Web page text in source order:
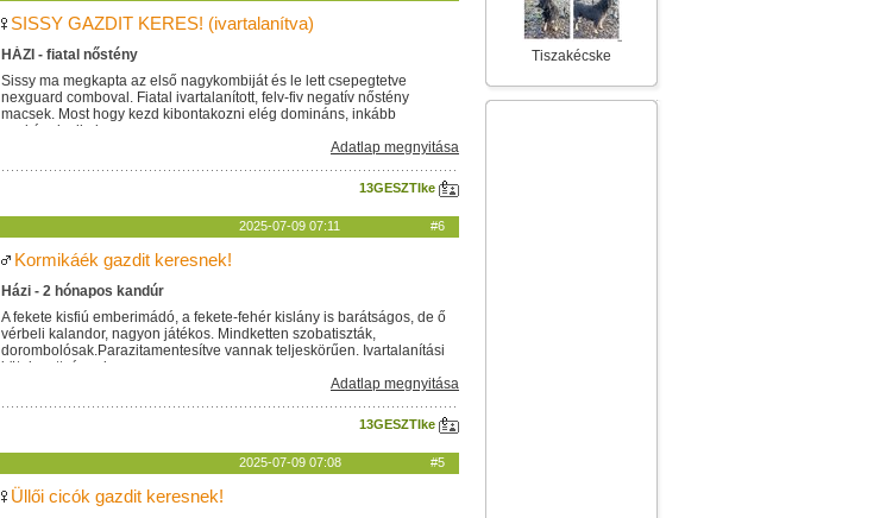
SISSY GAZDIT KERES! (ivartalanítva)
HÁZI - fiatal nőstény
Sissy ma megkapta az első nagykombiját és le lett csepegtetve
nexguard comboval. Fiatal ivartalanított, felv-fiv negatív nőstény
macsek. Most hogy kezd kibontakozni elég domináns, inkább
egykének alkalmas....
Adatlap megnyitása
13GESZTIke
2025-07-09 07:11 #6
Kormikáék gazdit keresnek!
Házi - 2 hónapos kandúr
A fekete kisfiú emberimádó, a fekete-fehér kislány is barátságos, de ő
vérbeli kalandor, nagyon játékos. Mindketten szobatiszták,
dorombolósak.Parazitamentesítve vannak teljeskörűen. Ivartalanítási
kötelezettséggel...
Adatlap megnyitása
13GESZTIke
2025-07-09 07:08 #5
Üllői cicók gazdit keresnek!
Tiszakécske